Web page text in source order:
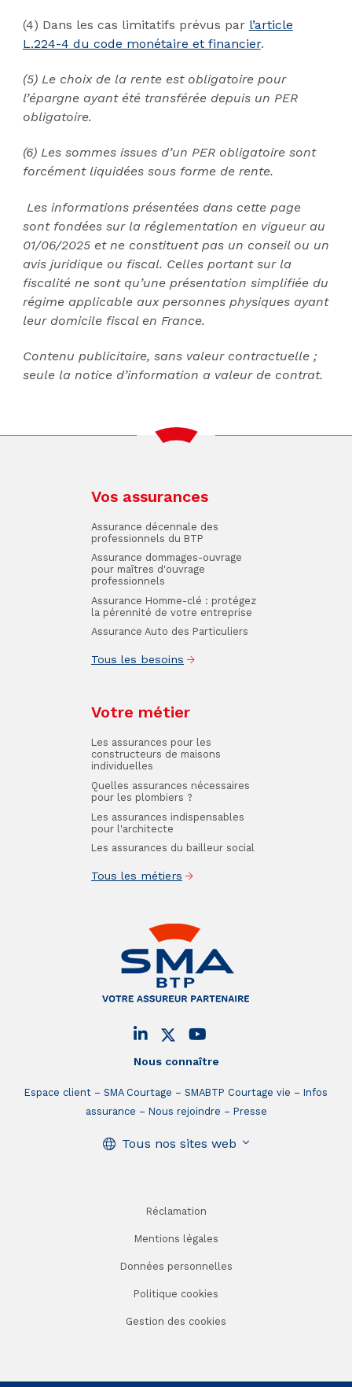
(4) Dans les cas limitatifs prévus par l’article
L.224-4 du code monétaire et financier.
(5) Le choix de la rente est obligatoire pour
l’épargne ayant été transférée depuis un PER
obligatoire.
(6) Les sommes issues d’un PER obligatoire sont
forcément liquidées sous forme de rente.
Les informations présentées dans cette page
sont fondées sur la réglementation en vigueur au
01/06/2025 et ne constituent pas un conseil ou un
avis juridique ou fiscal. Celles portant sur la
fiscalité ne sont qu’une présentation simplifiée du
régime applicable aux personnes physiques ayant
leur domicile fiscal en France.
Contenu publicitaire, sans valeur contractuelle ;
seule la notice d’information a valeur de contrat.
Nous connaître
Espace client SMA Courtage SMABTP Courtage vie
Infos
assurance
Nous rejoindre Presse
Tous nos sites web
Vos assurances
Assurance décennale des
professionnels du BTP
Assurance dommages-ouvrage
pour maîtres d'ouvrage
professionnels
Assurance Homme-clé : protégez
la pérennité de votre entreprise
Assurance Auto des Particuliers
Tous les besoins
Votre métier
Les assurances pour les
constructeurs de maisons
individuelles
Quelles assurances nécessaires
pour les plombiers ?
Les assurances indispensables
pour l'architecte
Les assurances du bailleur social
Tous les métiers
Réclamation
Mentions légales
Données personnelles
Politique cookies
Gestion des cookies